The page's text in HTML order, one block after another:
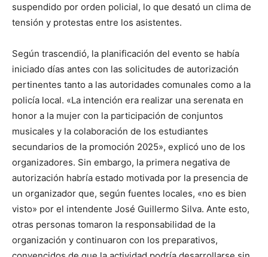
suspendido por orden policial, lo que desató un clima de
tensión y protestas entre los asistentes.
Según trascendió, la planificación del evento se había
iniciado días antes con las solicitudes de autorización
pertinentes tanto a las autoridades comunales como a la
policía local. «La intención era realizar una serenata en
honor a la mujer con la participación de conjuntos
musicales y la colaboración de los estudiantes
secundarios de la promoción 2025», explicó uno de los
organizadores. Sin embargo, la primera negativa de
autorización habría estado motivada por la presencia de
un organizador que, según fuentes locales, «no es bien
visto» por el intendente José Guillermo Silva. Ante esto,
otras personas tomaron la responsabilidad de la
organización y continuaron con los preparativos,